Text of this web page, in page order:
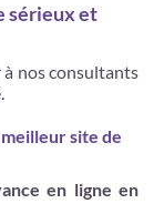
sérieux et
nos consultants
site de
en ligne en